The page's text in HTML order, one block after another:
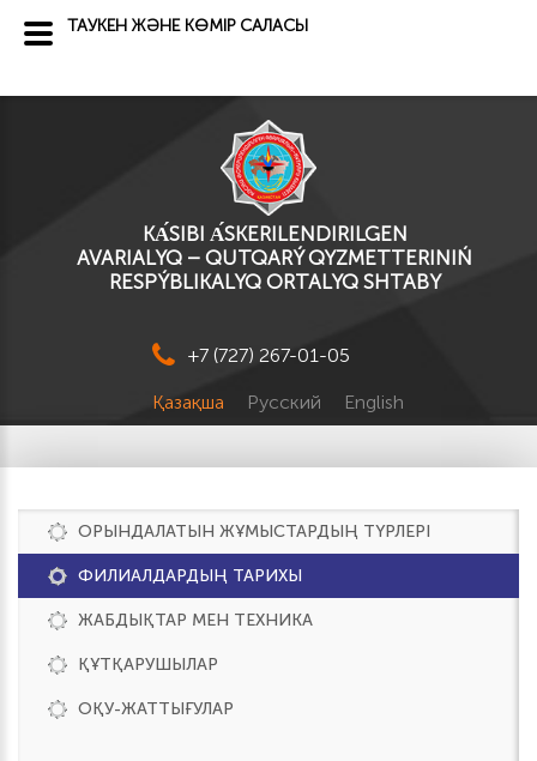
KА́SІBI А́SKERILENDIRILGEN
AVARIALYQ – QUTQARÝ QYZMETTERINIŃ
RESPÝBLIKALYQ ORTALYQ SHTABY
+7 (727) 267-01-05
Қазақша Русский English
ОРЫНДАЛАТЫН ЖҰМЫСТАРДЫҢ ТҮРЛЕРІ
ФИЛИАЛДАРДЫҢ ТАРИХЫ
ЖАБДЫҚТАР МЕН ТЕХНИКА
ҚҰТҚАРУШЫЛАР
ОҚУ-ЖАТТЫҒУЛАР
ТАУКЕН ЖӘНЕ КӨМІР САЛАСЫ